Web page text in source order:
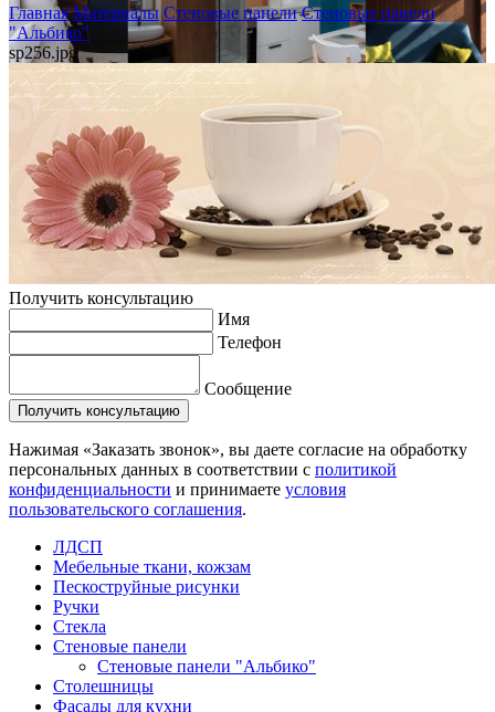
Главная Материалы Стеновые панели Стеновые панели
"Альбико"
sp256.jpg
Получить консультацию
Имя
Телефон
Сообщение
Нажимая «Заказать звонок», вы даете согласие на обработку
персональных данных в соответствии с политикой
конфиденциальности и принимаете условия
пользовательского соглашения.
ЛДСП
Мебельные ткани, кожзам
Пескоструйные рисунки
Ручки
Стекла
Стеновые панели
Стеновые панели "Альбико"
Столешницы
Фасады для кухни